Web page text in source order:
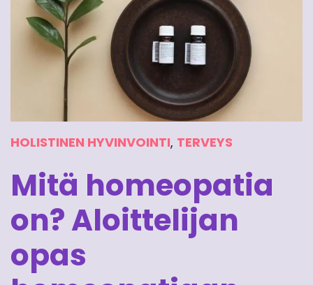
HOLISTINEN HYVINVOINTI, TERVEYS
Mitä homeopatia
on? Aloittelijan
opas